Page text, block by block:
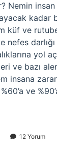
Nemin insan
kadar
küf ve
nefes
yol
ve bazı
insana
ve
12 Yorum